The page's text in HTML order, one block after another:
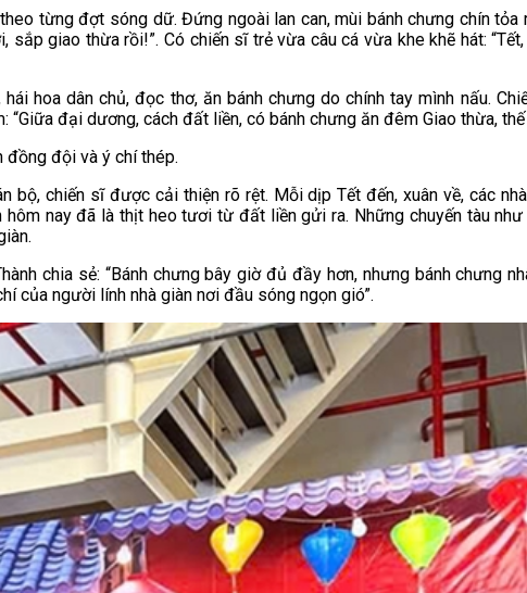
từng đợt sóng dữ. Đứng ngoài lan can, mùi bánh chưng chín
giao thừa rồi!”. Có chiến sĩ trẻ vừa câu cá vừa khe khẽ hát:
hoa dân chủ, đọc thơ, ăn bánh chưng do chính tay mình nấu.
đại dương, cách đất liền, có bánh chưng ăn đêm Giao thừa, thế
đồng đội và ý chí thép.
chiến sĩ được cải thiện rõ rệt. Mỗi dịp Tết đến, xuân về, các
nay đã là thịt heo tươi từ đất liền gửi ra. Những chuyến tàu như
chia sẻ: “Bánh chưng bây giờ đủ đầy hơn, nhưng bánh chưng
của người lính nhà giàn nơi đầu sóng ngọn gió”.